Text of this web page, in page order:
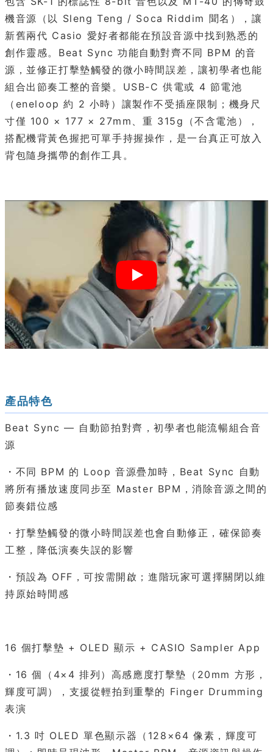
機音源（以 Sleng Teng / Soca Riddim 聞名），讓
新舊兩代 Casio 愛好者都能在預設音源中找到熟悉的
創作靈感。Beat Sync 功能自動對齊不同 BPM 的音
源，並修正打擊墊觸發的微小時間誤差，讓初學者也能
組合出節奏工整的音樂。USB-C 供電或 4 節電池
（eneloop 約 2 小時）讓製作不受插座限制；機身尺
寸僅 100 × 177 × 27mm、重 315g（不含電池），
搭配機背黃色握把可單手持握操作，是一台真正可放入
背包隨身攜帶的創作工具。
產品特色
Beat Sync — 自動節拍對齊，初學者也能流暢組合音
源
・不同 BPM 的 Loop 音源疊加時，Beat Sync 自動
將所有播放速度同步至 Master BPM，消除音源之間的
節奏錯位感
・打擊墊觸發的微小時間誤差也會自動修正，確保節奏
工整，降低演奏失誤的影響
・預設為 OFF，可按需開啟；進階玩家可選擇關閉以維
持原始時間感
16 個打擊墊 + OLED 顯示 + CASIO Sampler App
・16 個（4×4 排列）高感應度打擊墊（20mm 方形，
輝度可調），支援從輕拍到重擊的 Finger Drumming
表演
・1.3 吋 OLED 單色顯示器（128×64 像素，輝度可